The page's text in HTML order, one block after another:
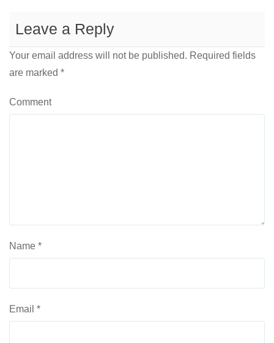
Leave a Reply
Your email address will not be published. Required fields
are marked *
Comment
Name *
Email *